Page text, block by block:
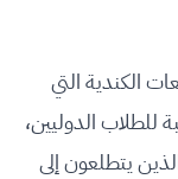
الكندية التي
للطلاب الدوليين،
يتطلعون إلى